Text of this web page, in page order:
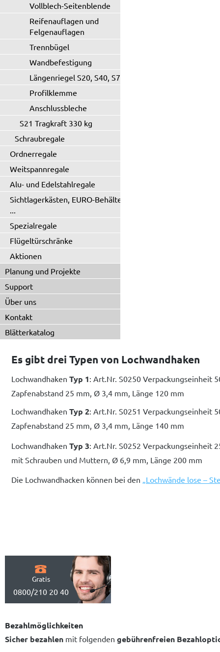
Vollblech-Seitenblende
Reifenauflagen und
Felgenauflagen
Trennbügel
Wandbefestigung
Längenriegel S20, S40, S71
Profilklemme
Anschlussbleche
S21 Tragkraft 330 kg
Schraubregale
Ordnerregale
Weitspannregale
Alu- und Edelstahlregale
Sichtlagerkästen, EURO-Behälter
...
Spezialregale
Flügeltürschränke
Aktionen
Planung und Projekte
Support
Über uns
Kontakt
Blätterkatalog
Es gibt drei Typen von Lochwandhaken
Lochwandhaken Typ 1: Art.Nr. S0250 Verpackungseinheit
Zapfenabstand 25 mm, Ø 3,4 mm, Länge 120 mm
Lochwandhaken Typ 2: Art.Nr. S0251 Verpackungseinheit
Zapfenabstand 25 mm, Ø 3,4 mm, Länge 140 mm
Lochwandhaken Typ 3: Art.Nr. S0252 Verpackungseinheit
mit Schrauben und Muttern, Ø 6,9 mm, Länge 200 mm
Die Lochwandhacken können bei den „Lochwände lose –
Gratis
0800/210 20 40
Bezahlmöglichkeiten
Sicher bezahlen mit folgenden gebührenfreien